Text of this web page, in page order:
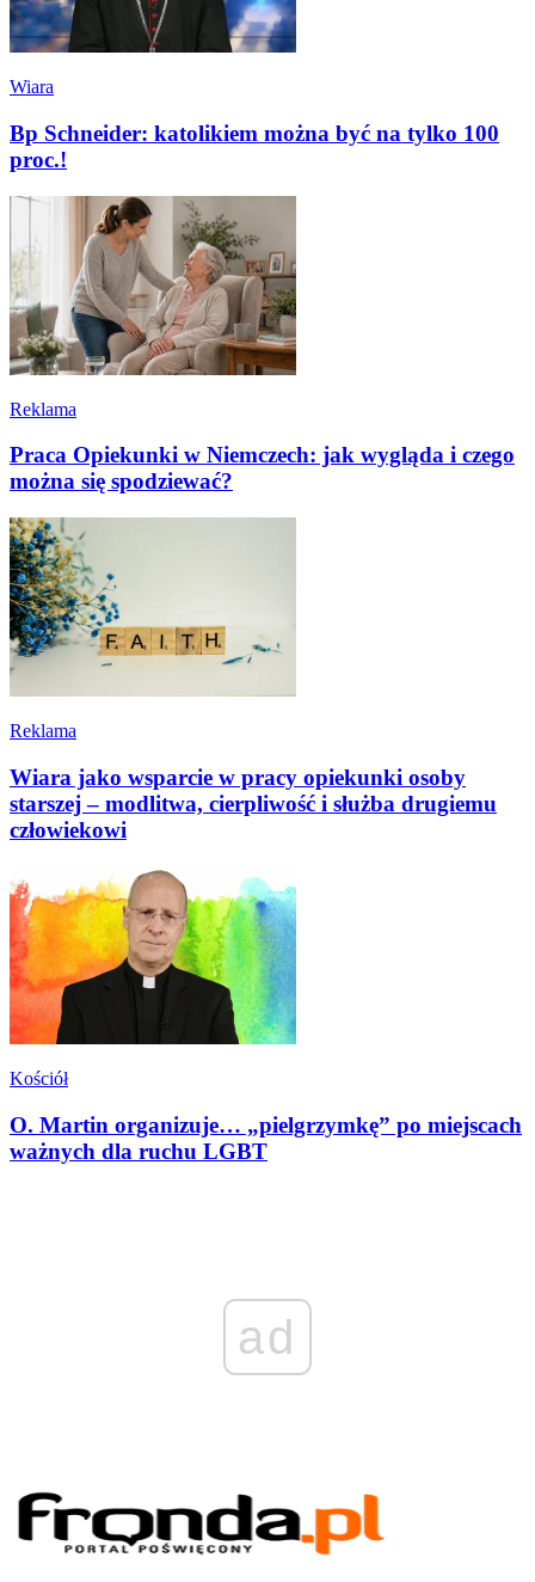
Wiara
Bp Schneider: katolikiem można być na tylko 100
proc.!
Reklama
Praca Opiekunki w Niemczech: jak wygląda i czego
można się spodziewać?
Reklama
Wiara jako wsparcie w pracy opiekunki osoby
starszej – modlitwa, cierpliwość i służba drugiemu
człowiekowi
Kościół
O. Martin organizuje… „pielgrzymkę” po miejscach
ważnych dla ruchu LGBT
ad